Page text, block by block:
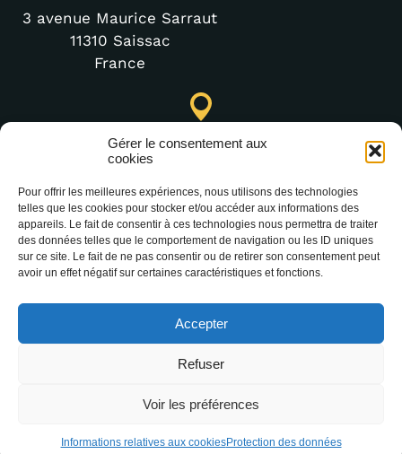
Gérer le consentement aux
cookies
Pour offrir les meilleures expériences, nous utilisons des technologies
telles que les cookies pour stocker et/ou accéder aux informations des
appareils. Le fait de consentir à ces technologies nous permettra de traiter
des données telles que le comportement de navigation ou les ID uniques
sur ce site. Le fait de ne pas consentir ou de retirer son consentement peut
avoir un effet négatif sur certaines caractéristiques et fonctions.
Accepter
Refuser
Voir les préférences
Informations relatives aux cookiesProtection des données
3 avenue Maurice Sarraut
11310 Saissac
France
4 moulin bas,
(+33) 4 68 76 64 90
Montagne Noire –Mentions légales